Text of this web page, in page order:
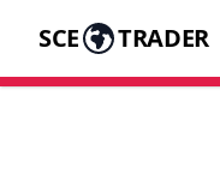
SCE TRADER